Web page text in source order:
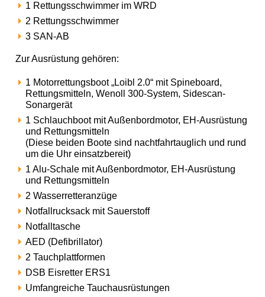
1 Rettungsschwimmer im WRD
2 Rettungsschwimmer
3 SAN-AB
Zur Ausrüstung gehören:
1 Motorrettungsboot „Loibl 2.0“ mit Spineboard,
Rettungsmitteln, Wenoll 300-System, Sidescan-
Sonargerät
1 Schlauchboot mit Außenbordmotor, EH-Ausrüstung
und Rettungsmitteln
(Diese beiden Boote sind nachtfahrtauglich und rund
um die Uhr einsatzbereit)
1 Alu-Schale mit Außenbordmotor, EH-Ausrüstung
und Rettungsmitteln
2 Wasserretteranzüge
Notfallrucksack mit Sauerstoff
Notfalltasche
AED (Defibrillator)
2 Tauchplattformen
DSB Eisretter ERS1
Umfangreiche Tauchausrüstungen